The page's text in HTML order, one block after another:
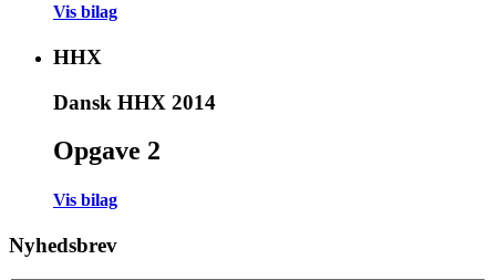
Vis bilag
HHX
Dansk HHX 2014
Opgave 2
Vis bilag
Nyhedsbrev